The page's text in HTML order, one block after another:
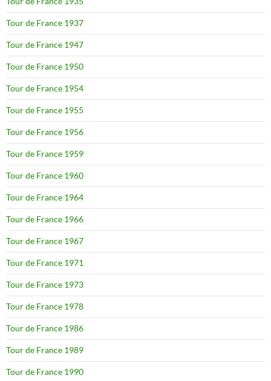
Tour de France 1937
Tour de France 1947
Tour de France 1950
Tour de France 1954
Tour de France 1955
Tour de France 1956
Tour de France 1959
Tour de France 1960
Tour de France 1964
Tour de France 1966
Tour de France 1967
Tour de France 1971
Tour de France 1973
Tour de France 1978
Tour de France 1986
Tour de France 1989
Tour de France 1990